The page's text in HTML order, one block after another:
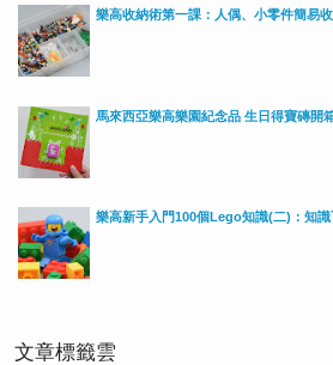
樂高收納術第一課：人偶、小零件簡易
馬來西亞樂高樂園紀念品 生日得寶磚開
樂高新手入門100個Lego知識(二)：知識
文章標籤雲